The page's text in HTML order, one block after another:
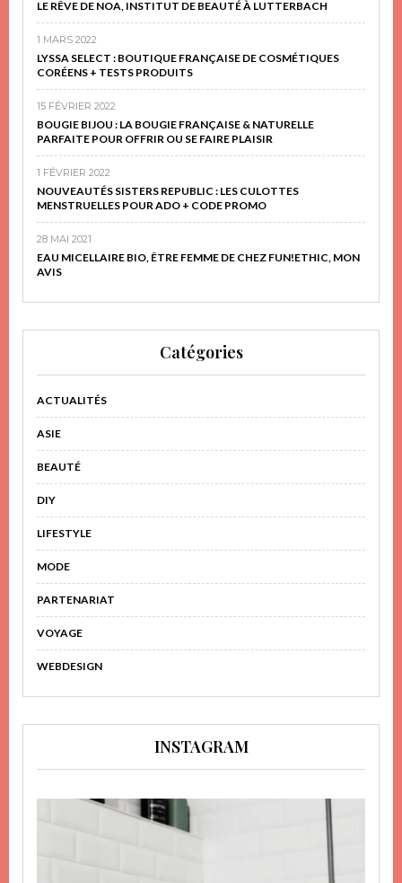
LE RÊVE DE NOA, INSTITUT DE BEAUTÉ À LUTTERBACH
1 MARS 2022
LYSSA SELECT : BOUTIQUE FRANÇAISE DE COSMÉTIQUES
CORÉENS + TESTS PRODUITS
15 FÉVRIER 2022
BOUGIE BIJOU : LA BOUGIE FRANÇAISE & NATURELLE
PARFAITE POUR OFFRIR OU SE FAIRE PLAISIR
1 FÉVRIER 2022
NOUVEAUTÉS SISTERS REPUBLIC : LES CULOTTES
MENSTRUELLES POUR ADO + CODE PROMO
28 MAI 2021
EAU MICELLAIRE BIO, ÊTRE FEMME DE CHEZ FUN!ETHIC, MON
AVIS
Catégories
ACTUALITÉS
ASIE
BEAUTÉ
DIY
LIFESTYLE
MODE
PARTENARIAT
VOYAGE
WEBDESIGN
INSTAGRAM